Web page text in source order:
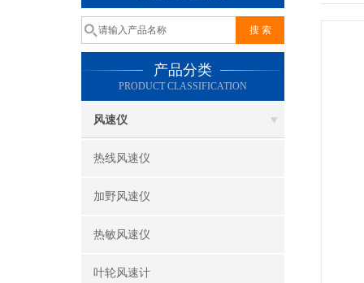
产品分类
PRODUCT CLASSIFICATION
风速仪
热线风速仪
加野风速仪
热敏风速仪
叶轮风速计